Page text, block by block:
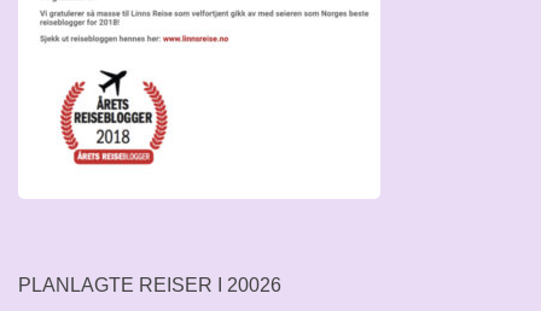
PLANLAGTE REISER I 20026